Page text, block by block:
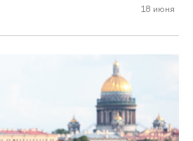
18 июня